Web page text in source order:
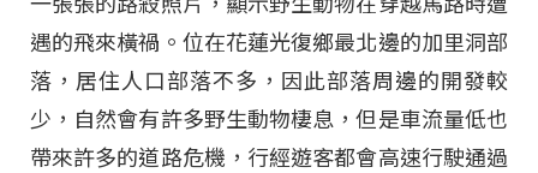
遇的飛來橫禍。位在花蓮光復鄉最北邊的加里洞部
落，居住人口部落不多，因此部落周邊的開發較
少，自然會有許多野生動物棲息，但是車流量低也
帶來許多的道路危機，行經遊客都會高速行駛通過